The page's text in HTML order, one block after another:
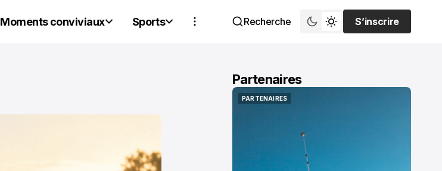
Moments conviviaux Sports Recherche
S’inscrire
S’inscrire
Partenaires
PARTENAIRES